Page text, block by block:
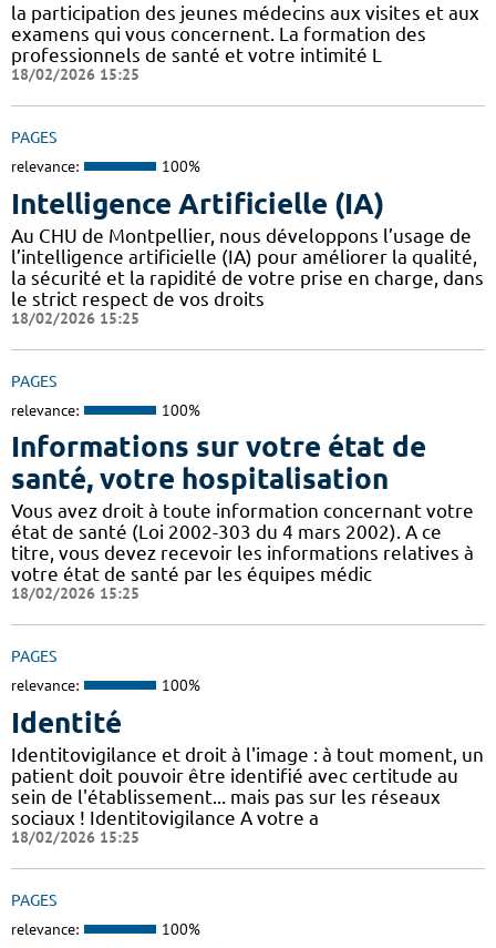
la participation des jeunes médecins aux visites et aux
examens qui vous concernent. La formation des
professionnels de santé et votre intimité L
18/02/2026 15:25
PAGES
relevance: 100%
Intelligence Artificielle (IA)
Au CHU de Montpellier, nous développons l’usage de
l’intelligence artificielle (IA) pour améliorer la qualité,
la sécurité et la rapidité de votre prise en charge, dans
le strict respect de vos droits
18/02/2026 15:25
PAGES
relevance: 100%
Informations sur votre état de
santé, votre hospitalisation
Vous avez droit à toute information concernant votre
état de santé (Loi 2002-303 du 4 mars 2002). A ce
titre, vous devez recevoir les informations relatives à
votre état de santé par les équipes médic
18/02/2026 15:25
PAGES
relevance: 100%
Identité
Identitovigilance et droit à l'image : à tout moment, un
patient doit pouvoir être identifié avec certitude au
sein de l'établissement... mais pas sur les réseaux
sociaux ! Identitovigilance A votre a
18/02/2026 15:25
PAGES
relevance: 100%